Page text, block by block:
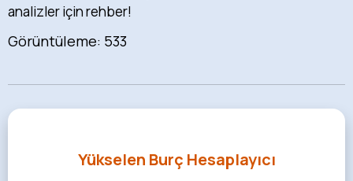
analizler için rehber!
Görüntüleme: 533
Yükselen Burç Hesaplayıcı